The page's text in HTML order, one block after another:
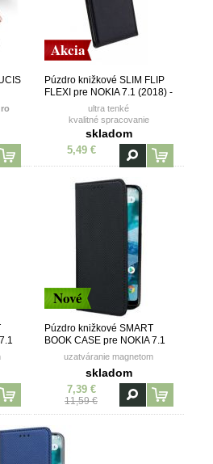
Akcia
Púzdro knižkové SLIM FLIP
FLEXI pre NOKIA 7.1 (2018) -
ultra tenké
kvalitné spracovanie
vanička z TPU (termoplastický
polyuretán)
skladom
5,49 €
Nové
Púzdro knižkové SMART
BOOK CASE pre NOKIA 7.1
(2018) - čierne
uzatváranie magnetom
skladom
7,39 €
11,59 €